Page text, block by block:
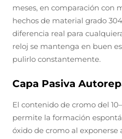
meses, en comparación con
hechos de material grado
diferencia real para
reloj se mantenga en buen
pulirlo constantemente.
Capa Pasiva
El contenido de cromo del
permite la formación
óxido de cromo al exponerse